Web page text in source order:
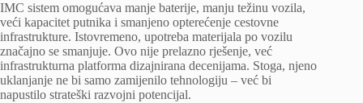
IMC sistem omogućava manje baterije, manju težinu vozila,
veći kapacitet putnika i smanjeno opterećenje cestovne
infrastrukture. Istovremeno, upotreba materijala po vozilu
značajno se smanjuje. Ovo nije prelazno rješenje, već
infrastrukturna platforma dizajnirana decenijama. Stoga, njeno
uklanjanje ne bi samo zamijenilo tehnologiju – već bi
napustilo strateški razvojni potencijal.